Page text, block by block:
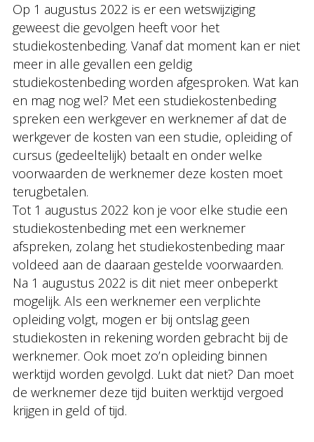
Op 1 augustus 2022 is er een wetswijziging
geweest die gevolgen heeft voor het
studiekostenbeding. Vanaf dat moment kan er niet
meer in alle gevallen een geldig
studiekostenbeding worden afgesproken. Wat kan
en mag nog wel? Met een studiekostenbeding
spreken een werkgever en werknemer af dat de
werkgever de kosten van een studie, opleiding of
cursus (gedeeltelijk) betaalt en onder welke
voorwaarden de werknemer deze kosten moet
terugbetalen.
Tot 1 augustus 2022 kon je voor elke studie een
studiekostenbeding met een werknemer
afspreken, zolang het studiekostenbeding maar
voldeed aan de daaraan gestelde voorwaarden.
Na 1 augustus 2022 is dit niet meer onbeperkt
mogelijk. Als een werknemer een verplichte
opleiding volgt, mogen er bij ontslag geen
studiekosten in rekening worden gebracht bij de
werknemer. Ook moet zo’n opleiding binnen
werktijd worden gevolgd. Lukt dat niet? Dan moet
de werknemer deze tijd buiten werktijd vergoed
krijgen in geld of tijd.